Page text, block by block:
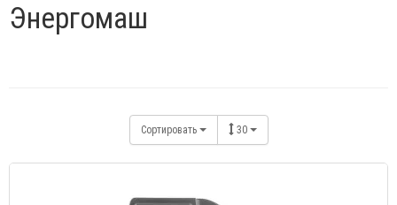
Энергомаш
Сортировать 30